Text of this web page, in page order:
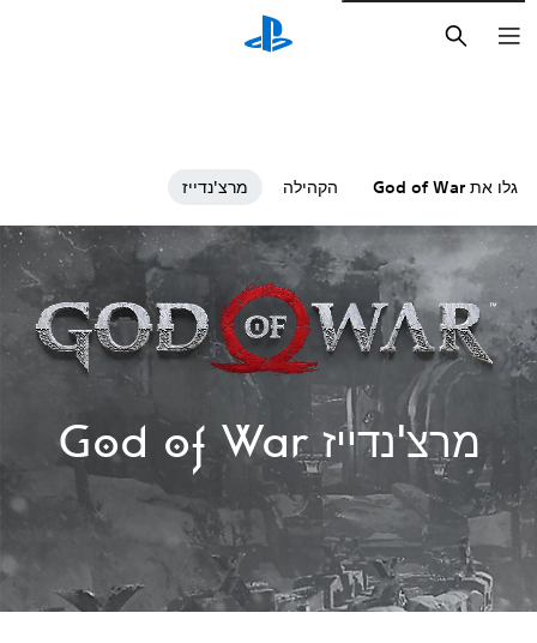
חיפוש
גלו את God of War הקהילה מרצ'נדייז
מרצ'נדייז God of War